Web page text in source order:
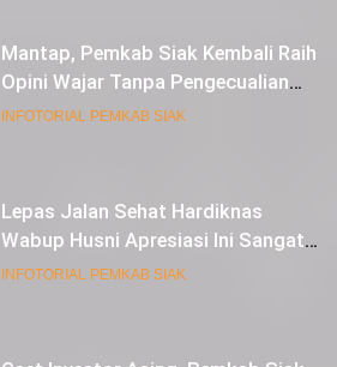
Mantap, Pemkab Siak Kembali Raih
Opini Wajar Tanpa Pengecualian
ke-13 Dari BPK RI.
INFOTORIAL PEMKAB SIAK
Lepas Jalan Sehat Hardiknas
Wabup Husni Apresiasi Ini Sangat
Luar Biasa
INFOTORIAL PEMKAB SIAK